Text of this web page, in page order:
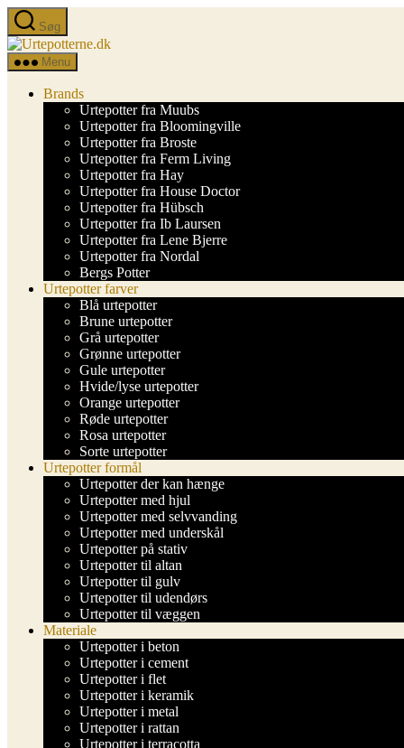
Spring
til
indholdet
Søg
Urtepotterne.dk
Menu
Brands
Urtepotter fra Muubs
Urtepotter fra Bloomingville
Urtepotter fra Broste
Urtepotter fra Ferm Living
Urtepotter fra Hay
Urtepotter fra House Doctor
Urtepotter fra Hübsch
Urtepotter fra Ib Laursen
Urtepotter fra Lene Bjerre
Urtepotter fra Nordal
Bergs Potter
Urtepotter farver
Blå urtepotter
Brune urtepotter
Grå urtepotter
Grønne urtepotter
Gule urtepotter
Hvide/lyse urtepotter
Orange urtepotter
Røde urtepotter
Rosa urtepotter
Sorte urtepotter
Urtepotter formål
Urtepotter der kan hænge
Urtepotter med hjul
Urtepotter med selvvanding
Urtepotter med underskål
Urtepotter på stativ
Urtepotter til altan
Urtepotter til gulv
Urtepotter til udendørs
Urtepotter til væggen
Materiale
Urtepotter i beton
Urtepotter i cement
Urtepotter i flet
Urtepotter i keramik
Urtepotter i metal
Urtepotter i rattan
Urtepotter i terracotta